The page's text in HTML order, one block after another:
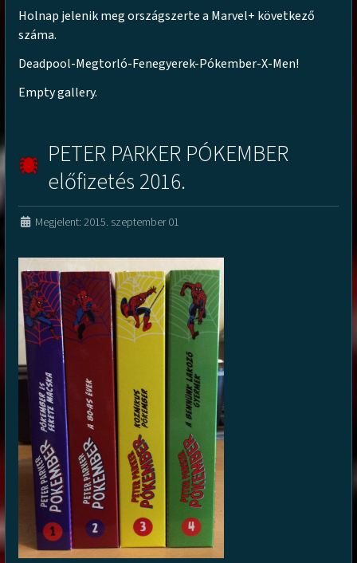
Holnap jelenik meg országszerte a Marvel+ következő
száma.
Deadpool-Megtorló-Fenegyerek-Pókember-X-Men!
Empty gallery.
PETER PARKER PÓKEMBER
előfizetés 2016.
Megjelent: 2015. szeptember 01